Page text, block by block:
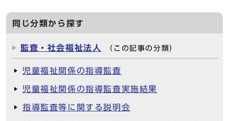
同じ分類から探す
監査・社会福祉法人 （この記事の分類）
児童福祉関係の指導監査
児童福祉関係の指導監査実施結果
指導監査等に関する説明会